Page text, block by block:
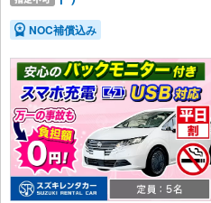
NOC補償込み